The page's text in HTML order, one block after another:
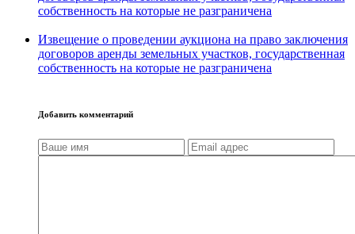
собственность на которые не разграничена
Извещение о проведении аукциона на право заключения
договоров аренды земельных участков, государственная
собственность на которые не разграничена
Добавить комментарий